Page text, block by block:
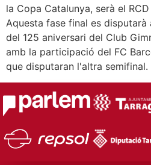
la Copa Catalunya, serà el
Aquesta fase final es disputarà
del 125 aniversari del Club
amb la participació del FC
que disputaran l'altra